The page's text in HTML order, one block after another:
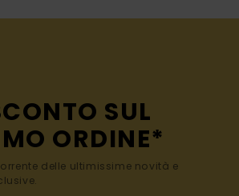
SUL
ORDINE*
delle ultimissime novità e